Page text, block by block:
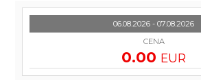
06.08.2026 - 07.08.2026
CENA
0.00 EUR